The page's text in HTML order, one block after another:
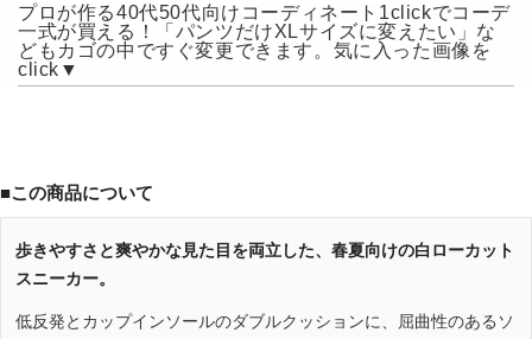
プロが作る40代50代向けコーディネート1clickでコーデ
一式が買える！「パンツだけXLサイズに変えたい」な
どもカゴの中ですぐ変更できます。気に入った画像を
click▼
■この商品について
歩きやすさと爽やかな見た目を両立した、春夏向けの白ローカット
スニーカー。
低反発とカップインソールのダブルクッションに、屈曲性のあるソ